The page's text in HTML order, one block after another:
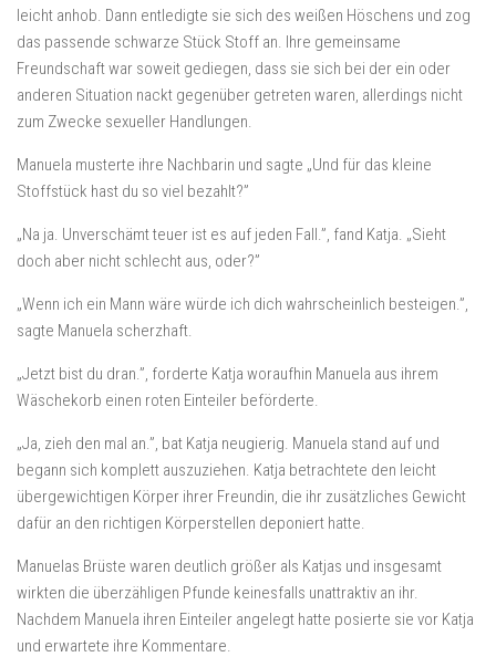
leicht anhob. Dann entledigte sie sich des weißen Höschens und zog
das passende schwarze Stück Stoff an. Ihre gemeinsame
Freundschaft war soweit gediegen, dass sie sich bei der ein oder
anderen Situation nackt gegenüber getreten waren, allerdings nicht
zum Zwecke sexueller Handlungen.
Manuela musterte ihre Nachbarin und sagte „Und für das kleine
Stoffstück hast du so viel bezahlt?”
„Na ja. Unverschämt teuer ist es auf jeden Fall.”, fand Katja. „Sieht
doch aber nicht schlecht aus, oder?”
„Wenn ich ein Mann wäre würde ich dich wahrscheinlich besteigen.”,
sagte Manuela scherzhaft.
„Jetzt bist du dran.”, forderte Katja woraufhin Manuela aus ihrem
Wäschekorb einen roten Einteiler beförderte.
„Ja, zieh den mal an.”, bat Katja neugierig. Manuela stand auf und
begann sich komplett auszuziehen. Katja betrachtete den leicht
übergewichtigen Körper ihrer Freundin, die ihr zusätzliches Gewicht
dafür an den richtigen Körperstellen deponiert hatte.
Manuelas Brüste waren deutlich größer als Katjas und insgesamt
wirkten die überzähligen Pfunde keinesfalls unattraktiv an ihr.
Nachdem Manuela ihren Einteiler angelegt hatte posierte sie vor Katja
und erwartete ihre Kommentare.